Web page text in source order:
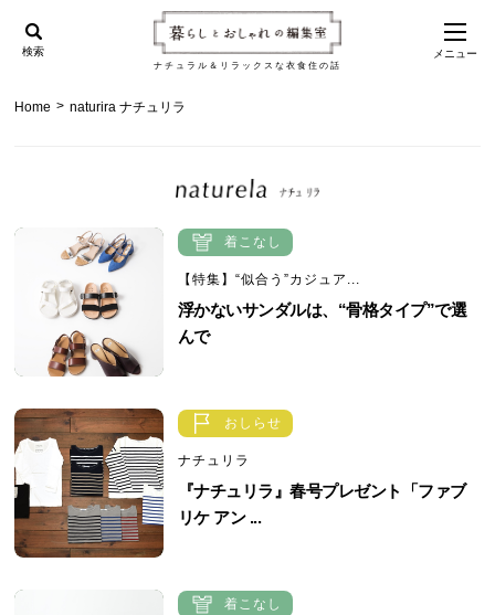
ナチュラル＆リラックスな衣食住の話
検索 メニュー
Home > naturira ナチュリラ
着こなし
【特集】“似合う”カジュア...
浮かないサンダルは、“骨格タイプ”で選
んで
おしらせ
ナチュリラ
『ナチュリラ』春号プレゼント「ファブ
リケ アン ...
着こなし